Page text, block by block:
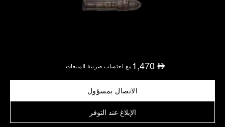
⃃
1,470 مع احتساب ضريبة المبيعات
الاتصال بمسؤول
الإبلاغ عند التوفر